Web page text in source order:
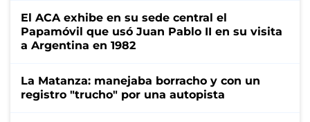
El ACA exhibe en su sede central el
Papamóvil que usó Juan Pablo II en su visita
a Argentina en 1982
La Matanza: manejaba borracho y con un
registro "trucho" por una autopista